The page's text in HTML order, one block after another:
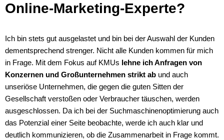
Online-Marketing-Experte?
Ich bin stets gut ausgelastet und bin bei der Auswahl der Kunden
dementsprechend strenger. Nicht alle Kunden kommen für mich
in Frage. Mit dem Fokus auf KMUs lehne ich Anfragen von
Konzernen und Großunternehmen strikt ab und auch
unseriöse Unternehmen, die gegen die guten Sitten der
Gesellschaft verstoßen oder Verbraucher täuschen, werden
ausgeschlossen. Da ich bei der Suchmaschinenoptimierung auch
das Potenzial einer Seite beobachte, werde ich auch klar und
deutlich kommunizieren, ob die Zusammenarbeit in Frage kommt.